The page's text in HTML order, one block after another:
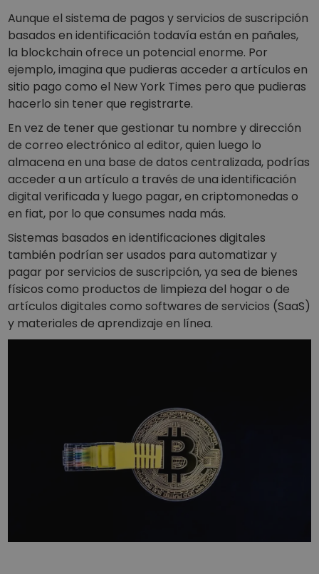
Aunque el sistema de pagos y servicios de suscripción
basados en identificación todavía están en pañales,
la blockchain ofrece un potencial enorme. Por
ejemplo, imagina que pudieras acceder a artículos en
sitio pago como el New York Times pero que pudieras
hacerlo sin tener que registrarte.
En vez de tener que gestionar tu nombre y dirección
de correo electrónico al editor, quien luego lo
almacena en una base de datos centralizada, podrías
acceder a un artículo a través de una identificación
digital verificada y luego pagar, en criptomonedas o
en fiat, por lo que consumes nada más.
Sistemas basados en identificaciones digitales
también podrían ser usados para automatizar y
pagar por servicios de suscripción, ya sea de bienes
físicos como productos de limpieza del hogar o de
artículos digitales como softwares de servicios (SaaS)
y materiales de aprendizaje en línea.